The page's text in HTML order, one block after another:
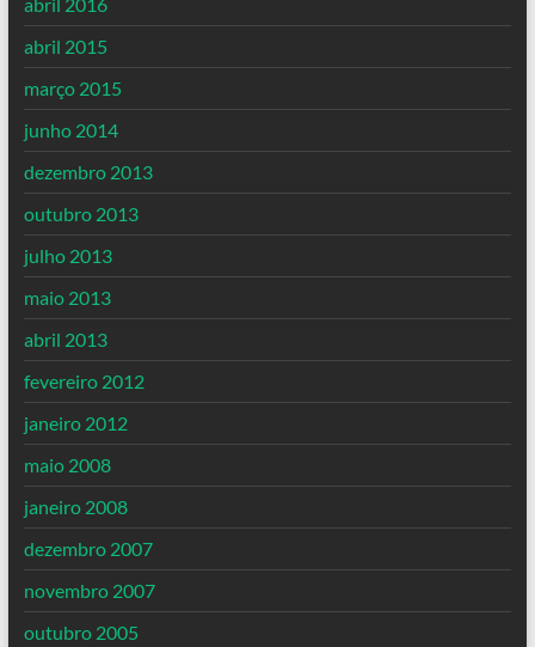
abril 2015
março 2015
junho 2014
dezembro 2013
outubro 2013
julho 2013
maio 2013
abril 2013
fevereiro 2012
janeiro 2012
maio 2008
janeiro 2008
dezembro 2007
novembro 2007
outubro 2005